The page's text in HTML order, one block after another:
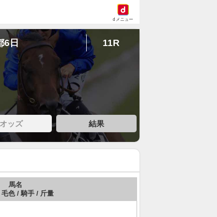
dメニュー
6日 11R
オッズ 結果
馬名
色 / 騎手 / 斤量